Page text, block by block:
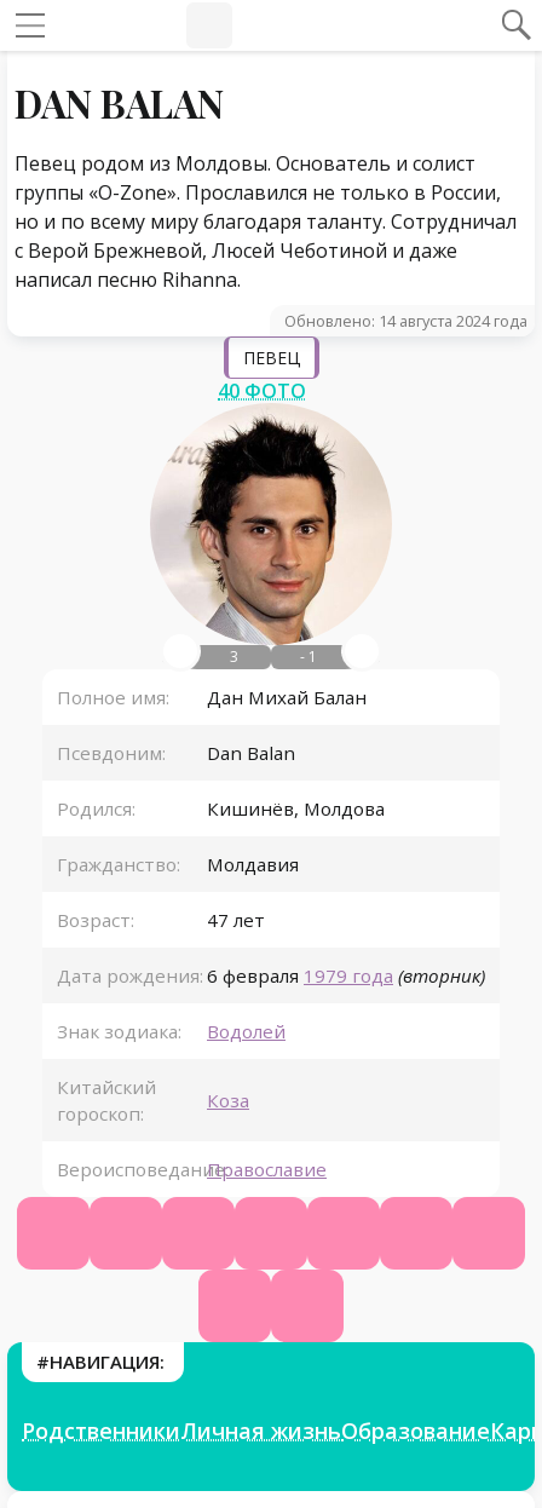
DAN BALAN
Певец родом из Молдовы. Основатель и солист
группы «O-Zone». Прославился не только в России,
но и по всему миру благодаря таланту. Сотрудничал
с Верой Брежневой, Люсей Чеботиной и даже
написал песню Rihanna.
Обновлено: 14 августа 2024 года
ПЕВЕЦ
40 ФОТО
3 - 1
Полное имя: Дан Михай Балан
Псевдоним: Dan Balan
Родился: Кишинёв, Молдова
Гражданство: Молдавия
Возраст: 47 лет
Дата рождения: 6 февраля 1979 года (вторник)
Знак зодиака: Водолей
Китайский
гороскоп:
Коза
Вероисповедание:Православие
#НАВИГАЦИЯ:
РодственникиЛичная жизньОбразование